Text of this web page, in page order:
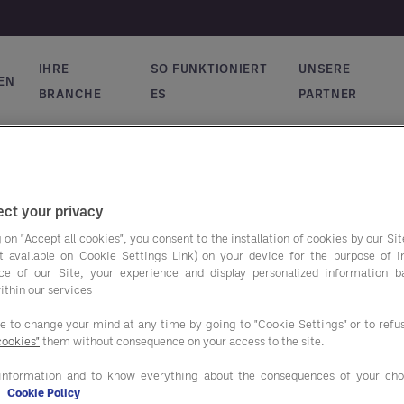
IHRE
BRANCHE
SO FUNKTIONIERT
ES
UNSERE
PARTNER
responsable de l’hygiène
compétences à proposer des produits, services et conseils
et ainsi répondre à leurs besoins par des solutions
performance
HEDIS offre un accompagnement sur mesure à nos
your privacy
"Accept all cookies", you consent to the installation of cookies by our
available on Cookie Settings Link) on your device for the purpose of
of our Site, your experience and display personalized information
our services
to change your mind at any time by going to "Cookie Settings" or to
them without consequence on your access to the site.
and to know everything about the consequences of your
Cookie Policy